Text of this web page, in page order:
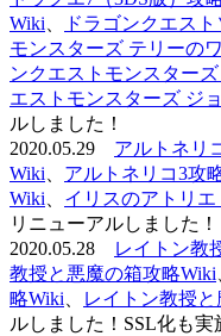
Wiki
ドラゴンクエス
モンスターズ テリーの
ンクエストモンスター
エストモンスターズ ジ
ルしました！
2020.05.29 アルトネリ
Wiki
アルトネリコ3攻
Wiki
イリスのアトリ
リニューアルしました！
2020.05.28
レイトン教
教授と悪魔の箱攻略Wiki
略Wiki
レイトン教授
ルしました！SSL化も実